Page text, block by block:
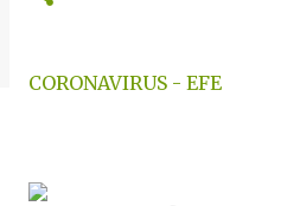
CORONAVIRUS - EFE